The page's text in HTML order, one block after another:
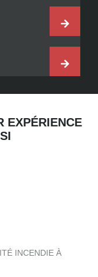
EXPÉRIENCE
INCENDIE À